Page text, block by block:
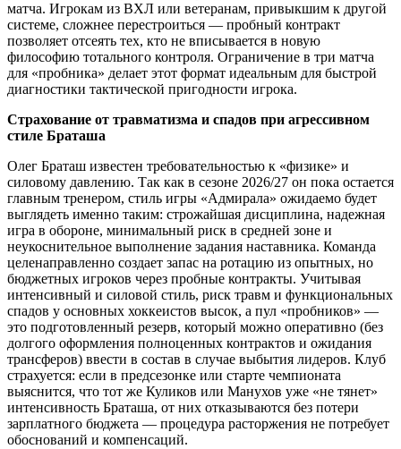
матча. Игрокам из ВХЛ или ветеранам, привыкшим к другой
системе, сложнее перестроиться — пробный контракт
позволяет отсеять тех, кто не вписывается в новую
философию тотального контроля. Ограничение в три матча
для «пробника» делает этот формат идеальным для быстрой
диагностики тактической пригодности игрока.
Страхование от травматизма и спадов при агрессивном
стиле Браташа
Олег Браташ известен требовательностью к «физике» и
силовому давлению. Так как в сезоне 2026/27 он пока остается
главным тренером, стиль игры «Адмирала» ожидаемо будет
выглядеть именно таким: строжайшая дисциплина, надежная
игра в обороне, минимальный риск в средней зоне и
неукоснительное выполнение задания наставника. Команда
целенаправленно создает запас на ротацию из опытных, но
бюджетных игроков через пробные контракты. Учитывая
интенсивный и силовой стиль, риск травм и функциональных
спадов у основных хоккеистов высок, а пул «пробников» —
это подготовленный резерв, который можно оперативно (без
долгого оформления полноценных контрактов и ожидания
трансферов) ввести в состав в случае выбытия лидеров. Клуб
страхуется: если в предсезонке или старте чемпионата
выяснится, что тот же Куликов или Манухов уже «не тянет»
интенсивность Браташа, от них отказываются без потери
зарплатного бюджета — процедура расторжения не потребует
обоснований и компенсаций.